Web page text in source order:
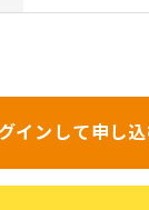
インして申し